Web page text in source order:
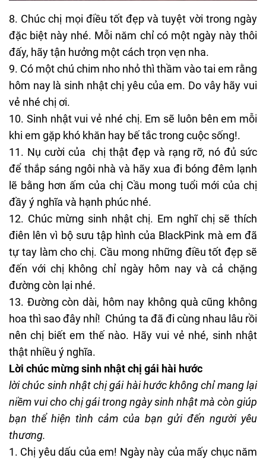
8. Chúc chị mọi điều tốt đẹp và tuyệt vời trong ngày
đặc biệt này nhé. Mỗi năm chỉ có một ngày này thôi
đấy, hãy tận hưởng một cách trọn vẹn nha.
9. Có một chú chim nho nhỏ thì thầm vào tai em rằng
hôm nay là sinh nhật chị yêu của em. Do vây hãy vui
vẻ nhé chị ơi.
10. Sinh nhật vui vẻ nhé chị. Em sẽ luôn bên em mỗi
khi em gặp khó khăn hay bế tắc trong cuộc sống!.
11. Nụ cười của chị thật đẹp và rạng rỡ, nó đủ sức
để thắp sáng ngôi nhà và hãy xua đi bóng đêm lạnh
lẽ bằng hơn ấm của chị Cầu mong tuổi mới của chị
đầy ý nghĩa và hạnh phúc nhé.
12. Chúc mừng sinh nhật chị. Em nghĩ chị sẽ thích
điên lên vì bộ sưu tập hình của BlackPink mà em đã
tự tay làm cho chị. Cầu mong những điều tốt đẹp sẽ
đến với chị không chỉ ngày hôm nay và cả chặng
đường còn lại nhé.
13. Đường còn dài, hôm nay không quà cũng không
hoa thì sao đây nhỉ! Chúng ta đã đi cùng nhau lâu rồi
nên chị biết em thế nào. Hãy vui vẻ nhé, sinh nhật
thật nhiều ý nghĩa.
Lời chúc mừng sinh nhật chị gái hài hước
lời chúc sinh nhật chị gái hài hước không chỉ mang lại
niềm vui cho chị gái trong ngày sinh nhật mà còn giúp
bạn thể hiện tình cảm của bạn gửi đến người yêu
thương.
1. Chị yêu dấu của em! Ngày này của mấy chục năm